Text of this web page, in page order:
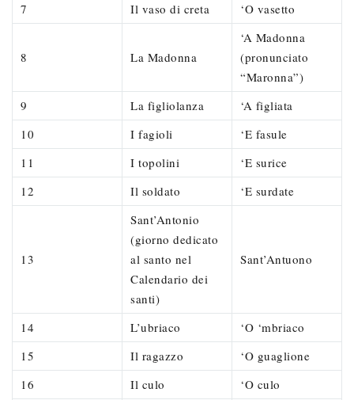
7 Il vaso di creta ‘O vasetto
8 La Madonna
‘A Madonna
(pronunciato
“Maronna”)
9
La figliolanza
‘A figliata
10
I fagioli
‘E fasule
11
I topolini
‘E surice
12
Il soldato ‘E surdate
13
Sant’Antonio
(giorno dedicato
al santo nel
Calendario dei
santi)
Sant’Antuono
14 L’ubriaco
‘O ‘mbriaco
15
Il ragazzo
‘O guaglione
16
Il culo
‘O culo